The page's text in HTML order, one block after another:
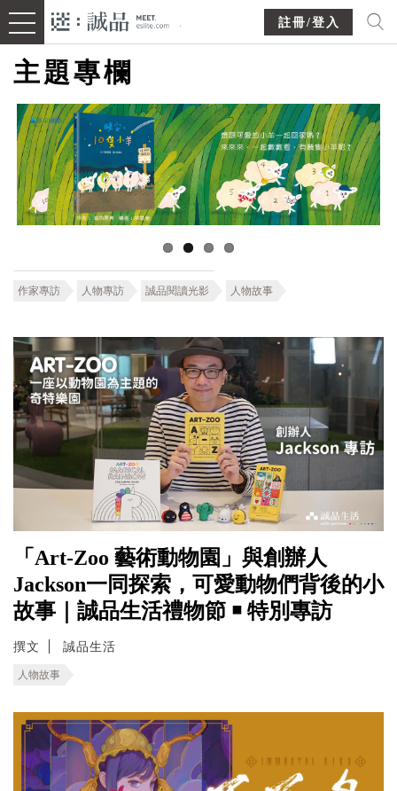
註冊/登入
主題專欄
作家專訪 人物專訪 誠品閱讀光影 人物故事
「Art-Zoo 藝術動物園」與創辦人
Jackson一同探索，可愛動物們背後的小
故事｜誠品生活禮物節 ￭ 特別專訪
撰文 誠品生活
人物故事